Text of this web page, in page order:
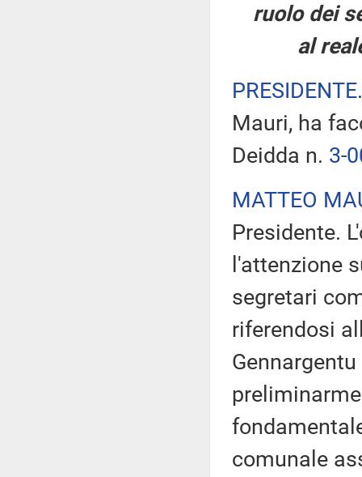
ruolo dei
al
PRESIDENTE
Mauri, ha
Deidda n. 3-
MATTEO
Presidente.
l'attenzione
segretari
riferendosi
comunale